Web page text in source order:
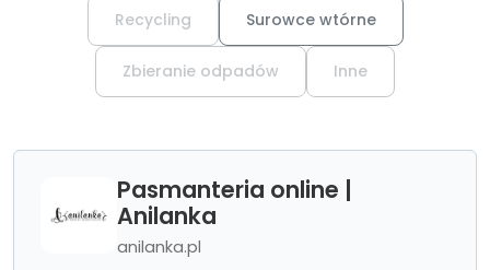
Recycling Surowce wtórne
Zbieranie odpadów Inne
Pasmanteria online |
Anilanka
anilanka.pl